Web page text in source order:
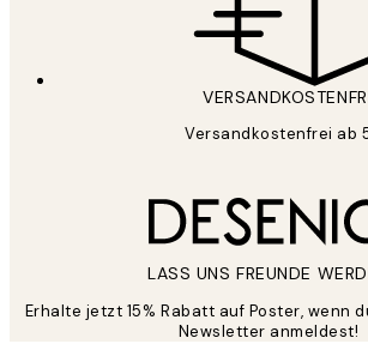
Versandkostenfrei ab
LASS UNS FREUNDE
Erhalte jetzt 15% Rabatt auf Poster, wenn
Newsletter anmeldest!